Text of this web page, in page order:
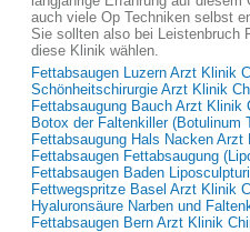
auch viele Op Techniken selbst
Sie sollten also bei Leistenbruch
diese Klinik wählen.
Fettabsaugen Luzern Arzt Klinik
Schönheitschirurgie Arzt Klinik
Fettabsaugung Bauch Arzt Klinik
Botox der Faltenkiller (Botulinum
Fettabsaugung Hals Nacken Arzt
Fettabsaugen Fettabsaugung
Fettabsaugen Baden
Fettwegspritze Basel Arzt Klinik
Hyaluronsäure Narben und
Fettabsaugen Bern Arzt Klinik